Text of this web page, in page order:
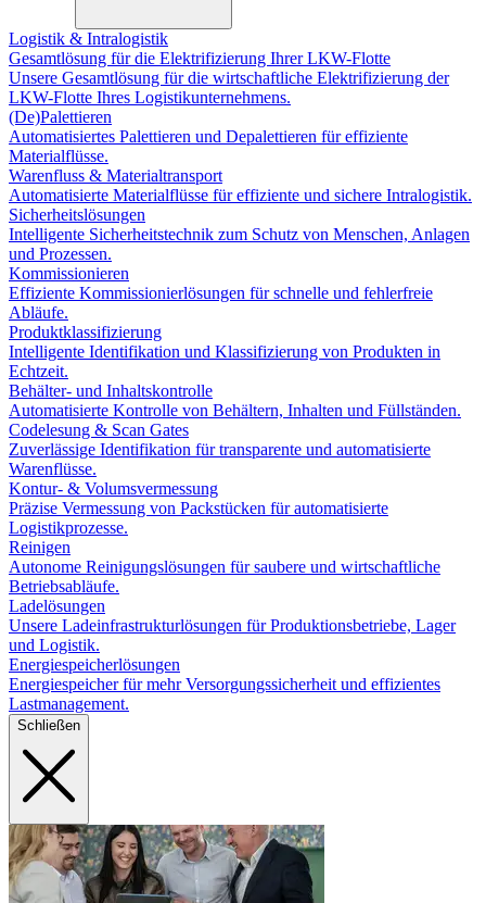
Logistik & Intralogistik
Gesamtlösung für die Elektrifizierung Ihrer LKW-Flotte
Unsere Gesamtlösung für die wirtschaftliche Elektrifizierung der
LKW-Flotte Ihres Logistikunternehmens.
(De)Palettieren
Automatisiertes Palettieren und Depalettieren für effiziente
Materialflüsse.
Warenfluss & Materialtransport
Automatisierte Materialflüsse für effiziente und sichere Intralogistik.
Sicherheitslösungen
Intelligente Sicherheitstechnik zum Schutz von Menschen, Anlagen
und Prozessen.
Kommissionieren
Effiziente Kommissionierlösungen für schnelle und fehlerfreie
Abläufe.
Produktklassifizierung
Intelligente Identifikation und Klassifizierung von Produkten in
Echtzeit.
Behälter- und Inhaltskontrolle
Automatisierte Kontrolle von Behältern, Inhalten und Füllständen.
Codelesung & Scan Gates
Zuverlässige Identifikation für transparente und automatisierte
Warenflüsse.
Kontur- & Volumsvermessung
Präzise Vermessung von Packstücken für automatisierte
Logistikprozesse.
Reinigen
Autonome Reinigungslösungen für saubere und wirtschaftliche
Betriebsabläufe.
Ladelösungen
Unsere Ladeinfrastrukturlösungen für Produktionsbetriebe, Lager
und Logistik.
Energiespeicherlösungen
Energiespeicher für mehr Versorgungssicherheit und effizientes
Lastmanagement.
Schließen